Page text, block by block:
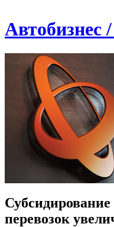
Автобизнес
перевозок